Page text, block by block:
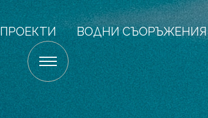
ПРОЕКТИ ВОДНИ СЪОРЪЖЕНИЯ